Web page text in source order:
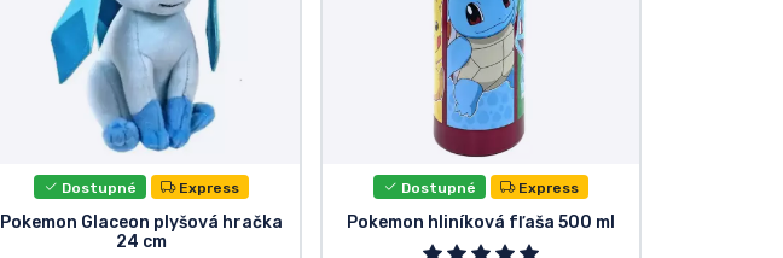
Dostupné Express
Pokemon Glaceon plyšová hračka
24 cm
Dostupné Express
Pokemon hliníková fľaša 500 ml